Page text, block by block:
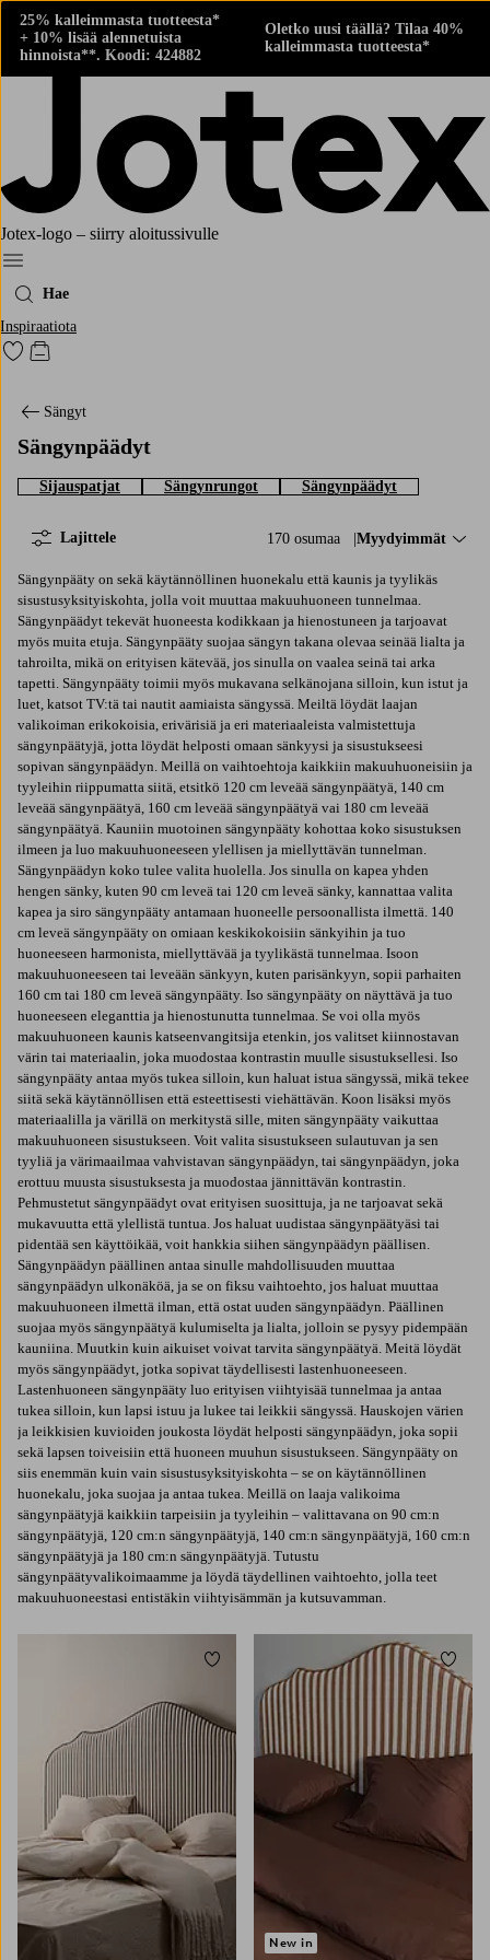
25% kalleimmasta tuotteesta*
+ 10% lisää alennetuista
hinnoista**. Koodi: 424882
Oletko uusi täällä? Tilaa 40%
kalleimmasta tuotteesta*
Jotex-logo – siirry aloitussivulle
Menu
Hae
Inspiraatiota
Siirry merkittyihin suosikkituotteisiin
Siirry ostoskoriin
Sängyt
Sängynpäädyt
Sijauspatjat Sängynrungot Sängynpäädyt
170 osumaa Lajittele:
Myydyimmät
Lajittele
Sängynpääty on sekä käytännöllinen huonekalu että kaunis ja tyylikäs
sisustusyksityiskohta, jolla voit muuttaa makuuhuoneen tunnelmaa.
Sängynpäädyt tekevät huoneesta kodikkaan ja hienostuneen ja tarjoavat
myös muita etuja. Sängynpääty suojaa sängyn takana olevaa seinää lialta ja
tahroilta, mikä on erityisen kätevää, jos sinulla on vaalea seinä tai arka
tapetti. Sängynpääty toimii myös mukavana selkänojana silloin, kun istut ja
luet, katsot TV:tä tai nautit aamiaista sängyssä. Meiltä löydät laajan
valikoiman erikokoisia, erivärisiä ja eri materiaaleista valmistettuja
sängynpäätyjä, jotta löydät helposti omaan sänkyysi ja sisustukseesi
sopivan sängynpäädyn. Meillä on vaihtoehtoja kaikkiin makuuhuoneisiin ja
tyyleihin riippumatta siitä, etsitkö 120 cm leveää sängynpäätyä, 140 cm
leveää sängynpäätyä, 160 cm leveää sängynpäätyä vai 180 cm leveää
sängynpäätyä. Kauniin muotoinen sängynpääty kohottaa koko sisustuksen
ilmeen ja luo makuuhuoneeseen ylellisen ja miellyttävän tunnelman.
Sängynpäädyn koko tulee valita huolella. Jos sinulla on kapea yhden
hengen sänky, kuten 90 cm leveä tai 120 cm leveä sänky, kannattaa valita
kapea ja siro sängynpääty antamaan huoneelle persoonallista ilmettä. 140
cm leveä sängynpääty on omiaan keskikokoisiin sänkyihin ja tuo
huoneeseen harmonista, miellyttävää ja tyylikästä tunnelmaa. Isoon
makuuhuoneeseen tai leveään sänkyyn, kuten parisänkyyn, sopii parhaiten
160 cm tai 180 cm leveä sängynpääty. Iso sängynpääty on näyttävä ja tuo
huoneeseen eleganttia ja hienostunutta tunnelmaa. Se voi olla myös
makuuhuoneen kaunis katseenvangitsija etenkin, jos valitset kiinnostavan
värin tai materiaalin, joka muodostaa kontrastin muulle sisustuksellesi. Iso
sängynpääty antaa myös tukea silloin, kun haluat istua sängyssä, mikä tekee
siitä sekä käytännöllisen että esteettisesti viehättävän. Koon lisäksi myös
materiaalilla ja värillä on merkitystä sille, miten sängynpääty vaikuttaa
makuuhuoneen sisustukseen. Voit valita sisustukseen sulautuvan ja sen
tyyliä ja värimaailmaa vahvistavan sängynpäädyn, tai sängynpäädyn, joka
erottuu muusta sisustuksesta ja muodostaa jännittävän kontrastin.
Pehmustetut sängynpäädyt ovat erityisen suosittuja, ja ne tarjoavat sekä
mukavuutta että ylellistä tuntua. Jos haluat uudistaa sängynpäätyäsi tai
pidentää sen käyttöikää, voit hankkia siihen sängynpäädyn päällisen.
Sängynpäädyn päällinen antaa sinulle mahdollisuuden muuttaa
sängynpäädyn ulkonäköä, ja se on fiksu vaihtoehto, jos haluat muuttaa
makuuhuoneen ilmettä ilman, että ostat uuden sängynpäädyn. Päällinen
suojaa myös sängynpäätyä kulumiselta ja lialta, jolloin se pysyy pidempään
kauniina. Muutkin kuin aikuiset voivat tarvita sängynpäätyä. Meitä löydät
myös sängynpäädyt, jotka sopivat täydellisesti lastenhuoneeseen.
Lastenhuoneen sängynpääty luo erityisen viihtyisää tunnelmaa ja antaa
tukea silloin, kun lapsi istuu ja lukee tai leikkii sängyssä. Hauskojen värien
ja leikkisien kuvioiden joukosta löydät helposti sängynpäädyn, joka sopii
sekä lapsen toiveisiin että huoneen muuhun sisustukseen. Sängynpääty on
siis enemmän kuin vain sisustusyksityiskohta – se on käytännöllinen
huonekalu, joka suojaa ja antaa tukea. Meillä on laaja valikoima
sängynpäätyjä kaikkiin tarpeisiin ja tyyleihin – valittavana on 90 cm:n
sängynpäätyjä, 120 cm:n sängynpäätyjä, 140 cm:n sängynpäätyjä, 160 cm:n
sängynpäätyjä ja 180 cm:n sängynpäätyjä. Tutustu
sängynpäätyvalikoimaamme ja löydä täydellinen vaihtoehto, jolla teet
makuuhuoneestasi entistäkin viihtyisämmän ja kutsuvamman.
Lisää suosikkeihin
New in
Lisää